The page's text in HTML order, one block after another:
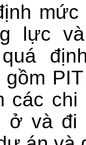
lực
gồm
các
ở và